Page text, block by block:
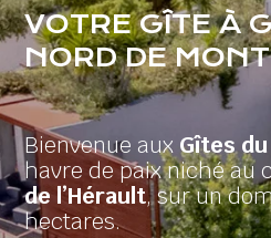
VOTRE GÎTE À
NORD DE
Bienvenue aux Gîtes
havre de paix niché
de l’Hérault, sur un
hectares.